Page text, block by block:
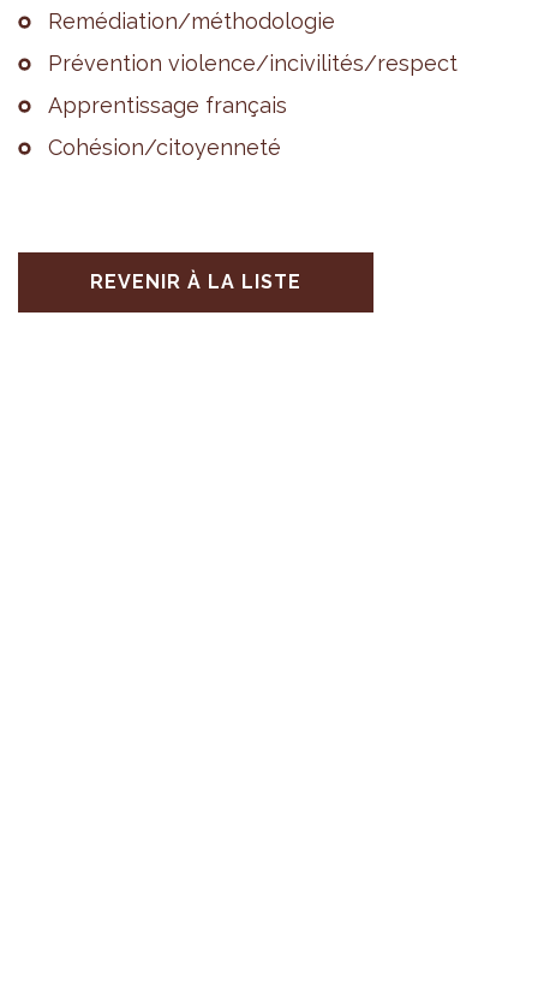
Remé­dia­tion/métho­do­lo­gie
Pré­ven­tion vio­lence/inci­vi­li­tés/res­pect
Appren­tis­sage fran­çais
Cohé­sion/citoyen­neté
REVENIR À LA LISTE